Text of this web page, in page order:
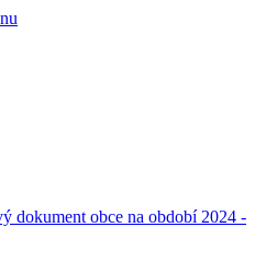
dokument obce na období 2024 -